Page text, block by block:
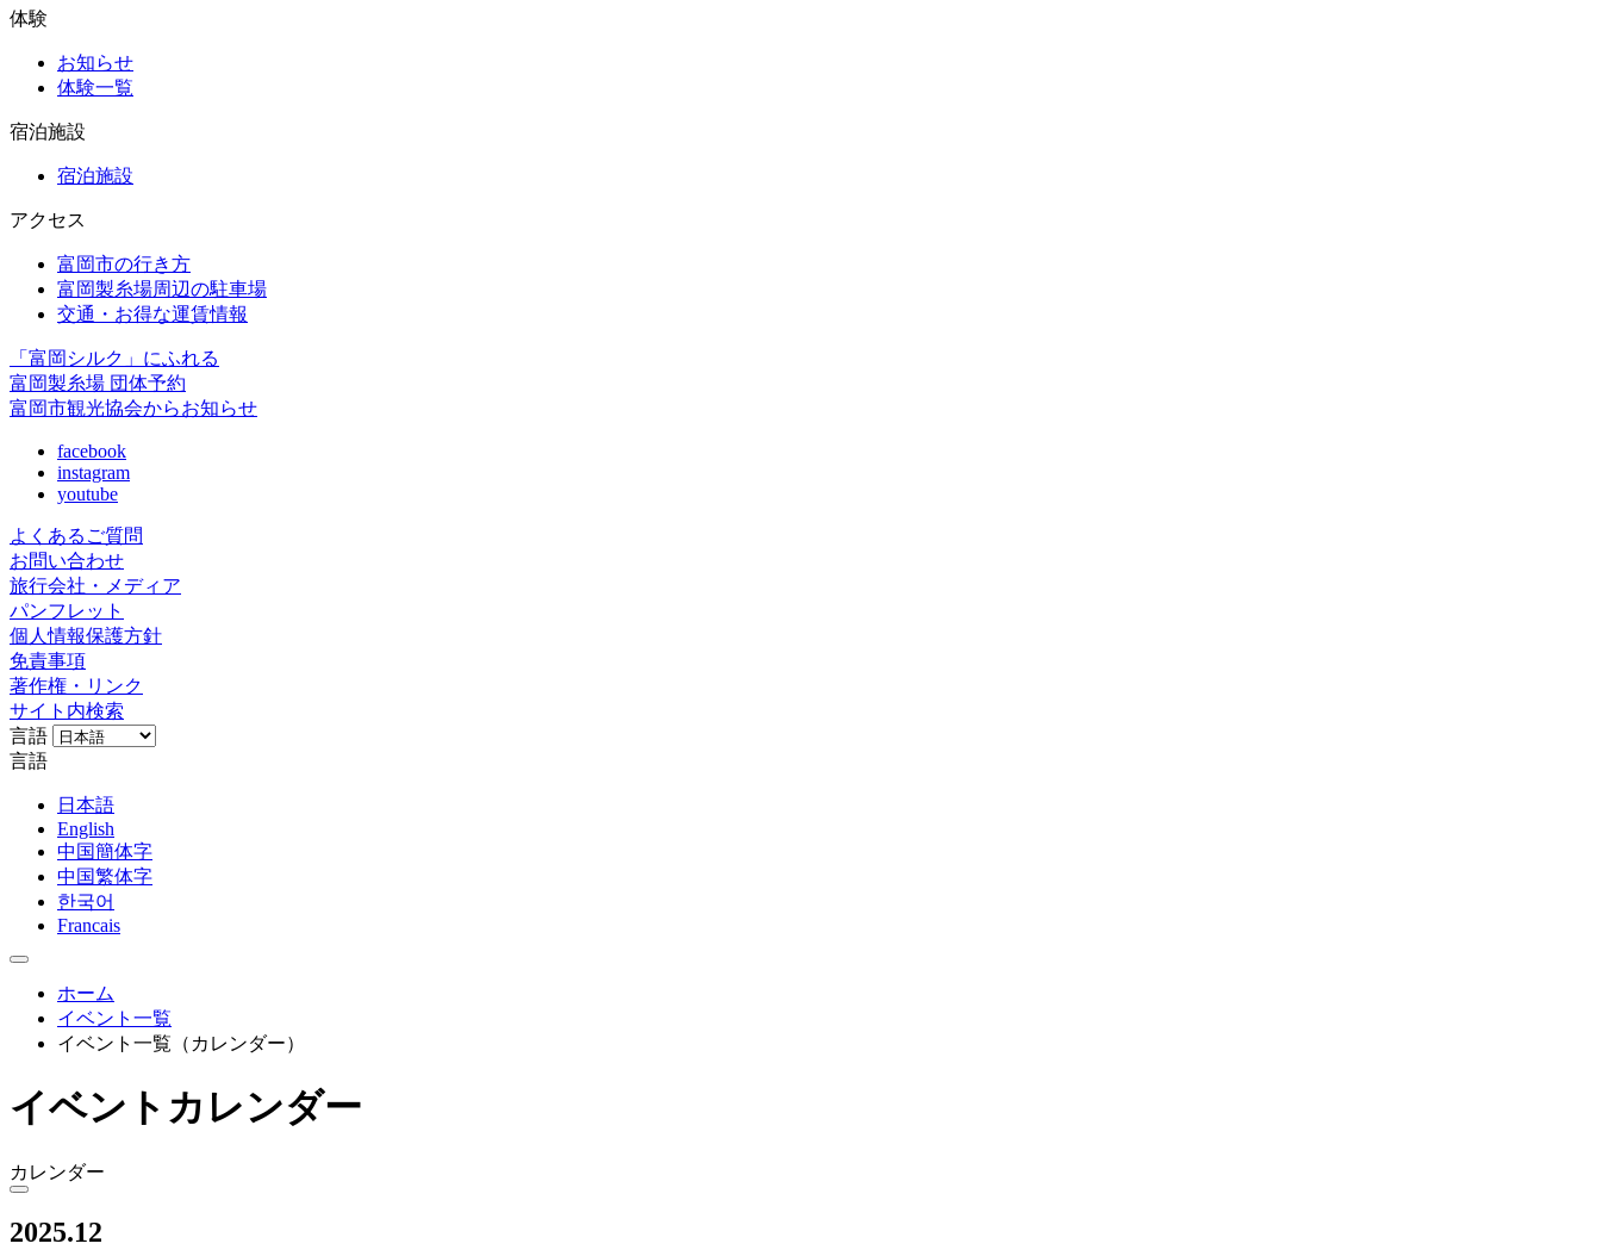
体験
お知らせ
体験一覧
宿泊施設
宿泊施設
アクセス
富岡市の行き方
富岡製糸場周辺の駐車場
交通・お得な運賃情報
「富岡シルク」にふれる
富岡製糸場 団体予約
富岡市観光協会からお知らせ
facebook
instagram
youtube
よくあるご質問
お問い合わせ
旅行会社・メディア
パンフレット
個人情報保護方針
免責事項
著作権・リンク
サイト内検索
言語
言語
日本語
English
中国簡体字
中国繁体字
한국어
Francais
ホーム
イベント一覧
イベント一覧（カレンダー）
イベントカレンダー
カレンダー
2025.12